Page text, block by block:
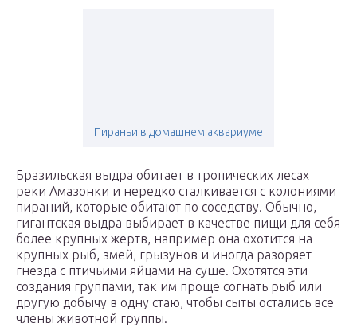
Пираньи в домашнем аквариуме
Бразильская выдра обитает в тропических лесах
реки Амазонки и нередко сталкивается с колониями
пираний, которые обитают по соседству. Обычно,
гигантская выдра выбирает в качестве пищи для себя
более крупных жертв, например она охотится на
крупных рыб, змей, грызунов и иногда разоряет
гнезда с птичьими яйцами на суше. Охотятся эти
создания группами, так им проще согнать рыб или
другую добычу в одну стаю, чтобы сыты остались все
члены животной группы.